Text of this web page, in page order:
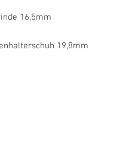
16,5mm
19,8mm